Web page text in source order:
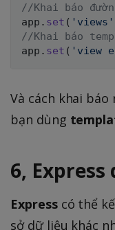
//Khai báo
app . set ( 'views'
//Khai báo
app . set ( 'view
Và cách khai
bạn dùng
6,
Expresscó thể
sở dữ liệu khác